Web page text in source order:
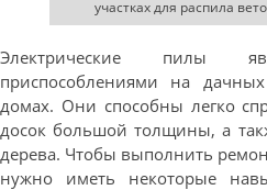
участках для распила
Электрические пилы
приспособлениями на
домах. Они способны легко
досок большой толщины, а
дерева. Чтобы выполнить
нужно иметь некоторые